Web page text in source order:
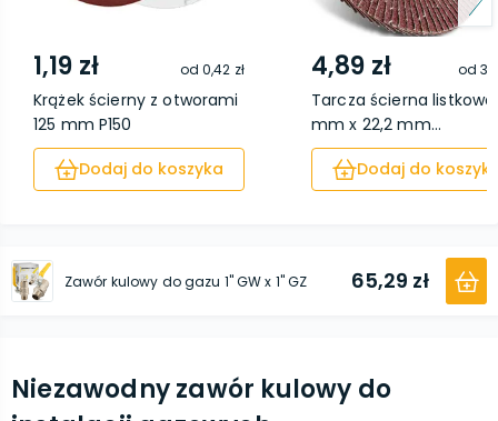
1,19 zł od0,42 zł
Krążek ścierny z otworami
125 mm P150
Dodaj do koszyka
4,89 zł od
Tarcza ścierna listkowa
mm x 22,2 mm...
Dodaj do
Zawór kulowy do gazu 1'' GW x 1'' GZ 65,29 zł
Niezawodny zawór kulowy do